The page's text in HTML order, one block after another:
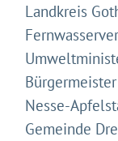
Landkreis
Nesse-
Gemeinde